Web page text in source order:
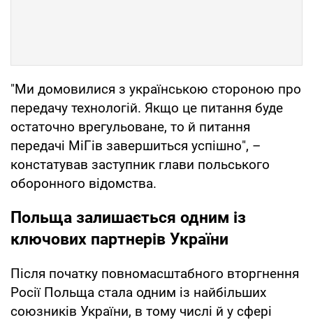
"Ми домовилися з українською стороною про
передачу технологій. Якщо це питання буде
остаточно врегульоване, то й питання
передачі МіГів завершиться успішно", –
констатував заступник глави польського
оборонного відомства.
Польща залишається одним із
ключових партнерів України
Після початку повномасштабного вторгнення
Росії Польща стала одним із найбільших
союзників України, в тому числі й у сфері